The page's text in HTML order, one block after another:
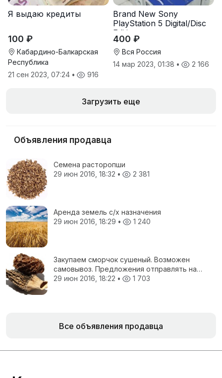
Я выдаю кредиты
100 ₽
Кабардино-Балкарская
Республика
21 сен 2023, 07:24 • 916
Brand New Sony
PlayStation 5 Digital/Disc
Edition
400 ₽
Вся Россия
14 мар 2023, 01:38 • 2 166
Загрузить еще
Объявления продавца
Семена расторопши
29 июн 2016, 18:32 • 2 381
Аренда земель с/х назначения
29 июн 2016, 18:29 • 1 240
Закупаем сморчок сушеный. Возможен
самовывоз. Предложения отправлять на
электронную почту.
29 июн 2016, 18:22 • 1 703
Все объявления продавца